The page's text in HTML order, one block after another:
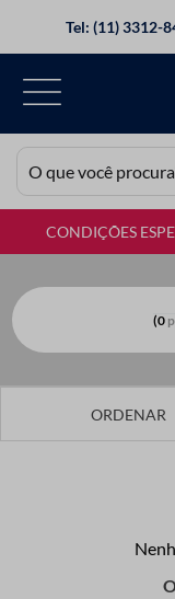
Tel: (11) 3312-
O que você procura?
CONDIÇÕES
0
TERMOS MAIS
3
4º
elastico
renda